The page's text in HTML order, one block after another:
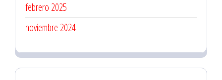
febrero 2025
noviembre 2024